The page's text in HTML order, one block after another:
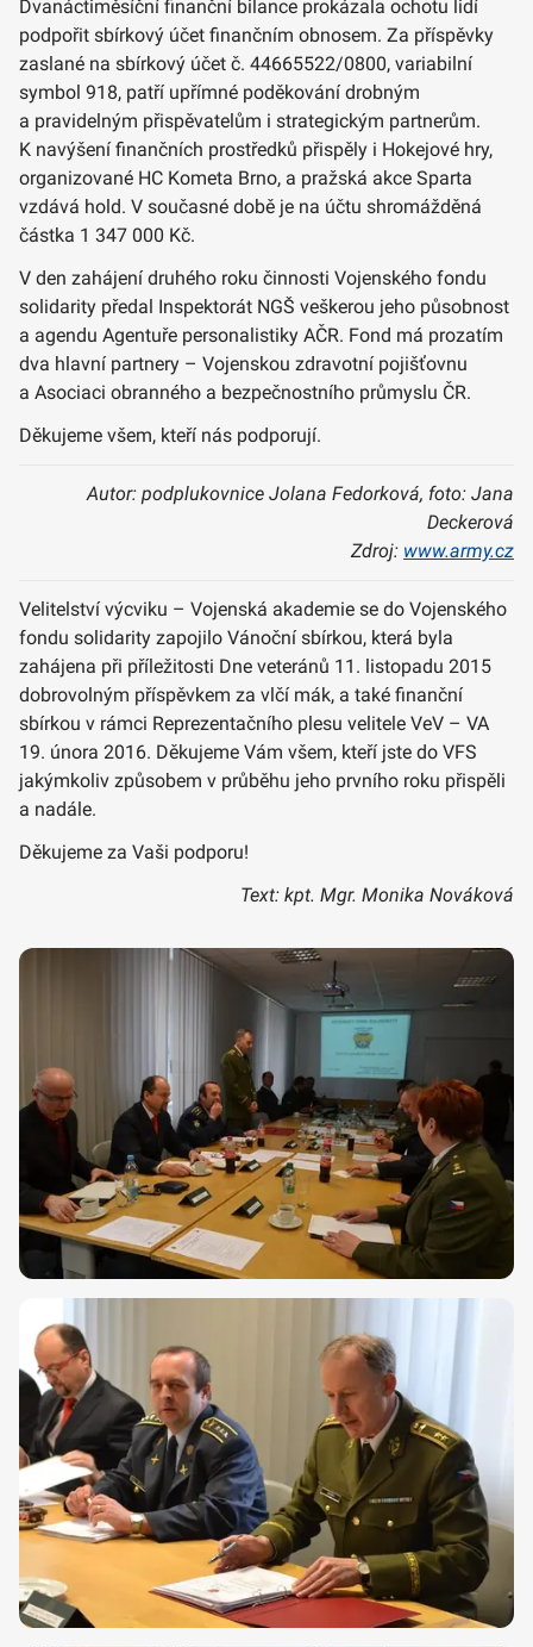
Dvanáctiměsíční finanční bilance prokázala ochotu lidí
podpořit sbírkový účet finančním obnosem. Za příspěvky
zaslané na sbírkový účet č. 44665522/0800, variabilní
symbol 918, patří upřímné poděkování drobným
a pravidelným přispěvatelům i strategickým partnerům.
K navýšení finančních prostředků přispěly i Hokejové hry,
organizované HC Kometa Brno, a pražská akce Sparta
vzdává hold. V současné době je na účtu shromážděná
částka 1 347 000 Kč.
V den zahájení druhého roku činnosti Vojenského fondu
solidarity předal Inspektorát NGŠ veškerou jeho působnost
a agendu Agentuře personalistiky AČR. Fond má prozatím
dva hlavní partnery – Vojenskou zdravotní pojišťovnu
a Asociaci obranného a bezpečnostního průmyslu ČR.
Děkujeme všem, kteří nás podporují.
Autor: podplukovnice Jolana Fedorková, foto: Jana
Deckerová
Zdroj: www.army.cz
Velitelství výcviku – Vojenská akademie se do Vojenského
fondu solidarity zapojilo Vánoční sbírkou, která byla
zahájena při příležitosti Dne veteránů 11. listopadu 2015
dobrovolným příspěvkem za vlčí mák, a také finanční
sbírkou v rámci Reprezentačního plesu velitele VeV – VA
19. února 2016. Děkujeme Vám všem, kteří jste do VFS
jakýmkoliv způsobem v průběhu jeho prvního roku přispěli
a nadále.
Děkujeme za Vaši podporu!
Text: kpt. Mgr. Monika Nováková